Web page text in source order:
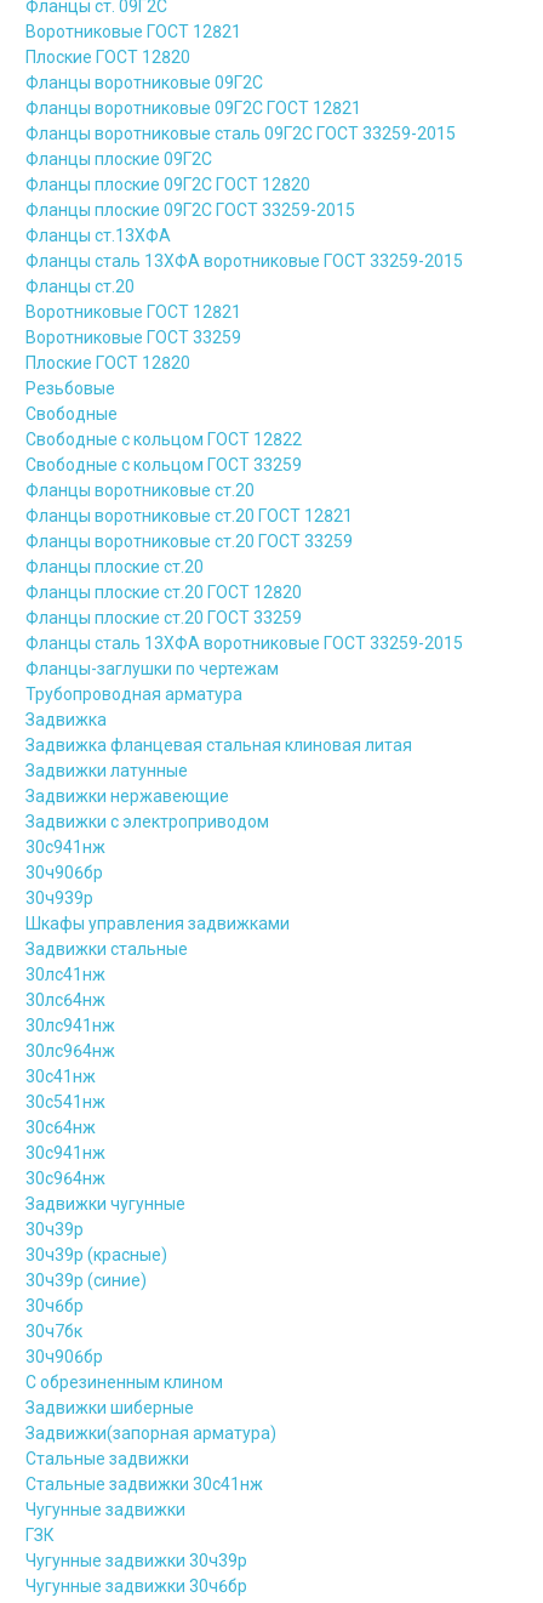
Фланцы ст. 09Г2С
Воротниковые ГОСТ 12821
Плоские ГОСТ 12820
Фланцы воротниковые 09Г2С
Фланцы воротниковые 09Г2С ГОСТ 12821
Фланцы воротниковые сталь 09Г2С ГОСТ 33259-2015
Фланцы плоские 09Г2С
Фланцы плоские 09Г2С ГОСТ 12820
Фланцы плоские 09Г2С ГОСТ 33259-2015
Фланцы ст.13ХФА
Фланцы сталь 13ХФА воротниковые ГОСТ 33259-2015
Фланцы ст.20
Воротниковые ГОСТ 12821
Воротниковые ГОСТ 33259
Плоские ГОСТ 12820
Резьбовые
Свободные
Свободные с кольцом ГОСТ 12822
Свободные с кольцом ГОСТ 33259
Фланцы воротниковые ст.20
Фланцы воротниковые ст.20 ГОСТ 12821
Фланцы воротниковые ст.20 ГОСТ 33259
Фланцы плоские ст.20
Фланцы плоские ст.20 ГОСТ 12820
Фланцы плоские ст.20 ГОСТ 33259
Фланцы сталь 13ХФА воротниковые ГОСТ 33259-2015
Фланцы-заглушки по чертежам
Трубопроводная арматура
Задвижка
Задвижка фланцевая стальная клиновая литая
Задвижки латунные
Задвижки нержавеющие
Задвижки с электроприводом
30с941нж
30ч906бр
30ч939р
Шкафы управления задвижками
Задвижки стальные
30лс41нж
30лс64нж
30лс941нж
30лс964нж
30с41нж
30с541нж
30с64нж
30с941нж
30с964нж
Задвижки чугунные
30ч39р
30ч39р (красные)
30ч39р (синие)
30ч6бр
30ч7бк
30ч906бр
С обрезиненным клином
Задвижки шиберные
Задвижки(запорная арматура)
Стальные задвижки
Стальные задвижки 30с41нж
Чугунные задвижки
ГЗК
Чугунные задвижки 30ч39р
Чугунные задвижки 30ч6бр